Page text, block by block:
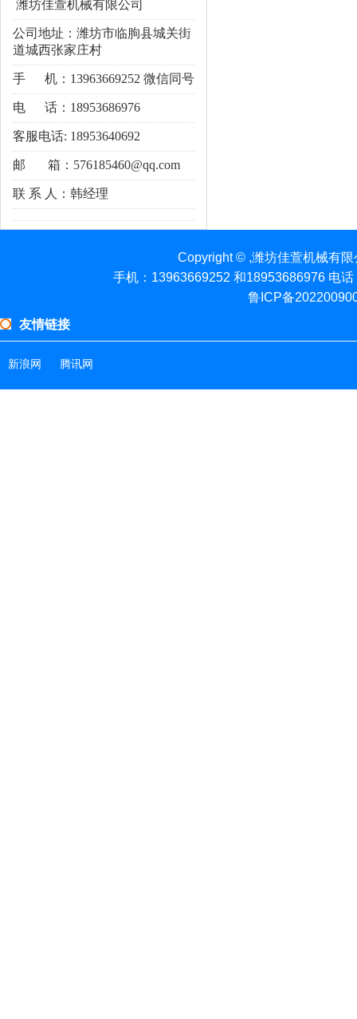
潍坊佳萱机械有限公司
公司地址：潍坊市临朐县城关街
道城西张家庄村
手 机：13963669252 微信同号
电 话：18953686976
客服电话: 18953640692
邮 箱： 576185460@qq.com
联 系 人：韩经理
Copyright © ,潍坊佳萱机械有
手机：13963669252 和18953686976 电
鲁ICP备
友情链接
新浪网 腾讯网